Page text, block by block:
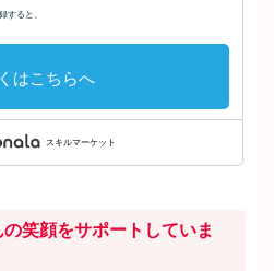
笑顔をサポートしていま